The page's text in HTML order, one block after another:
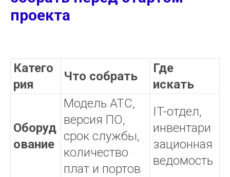
проекта
Катего
рия
Что собрать
Где
искать
Оборуд
ование
Модель АТС,
версия ПО,
срок службы,
количество
плат и портов
IT-отдел,
инвентари
зационная
ведомость